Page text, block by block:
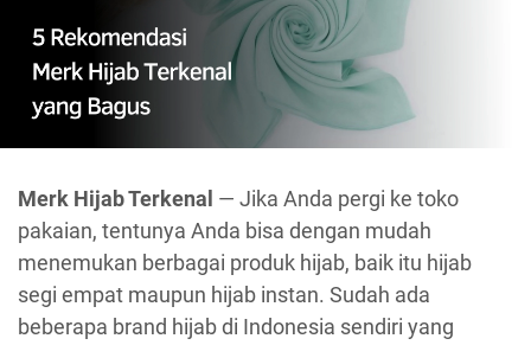
Merk Hijab Terkenal — Jika Anda pergi ke toko
pakaian, tentunya Anda bisa dengan mudah
menemukan berbagai produk hijab, baik itu hijab
segi empat maupun hijab instan. Sudah ada
beberapa brand hijab di Indonesia sendiri yang